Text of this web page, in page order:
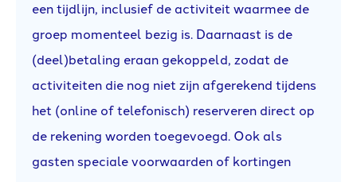
een tijdlijn, inclusief de activiteit waarmee de
groep momenteel bezig is. Daarnaast is de
(deel)betaling eraan gekoppeld, zodat de
activiteiten die nog niet zijn afgerekend tijdens
het (online of telefonisch) reserveren direct op
de rekening worden toegevoegd. Ook als
gasten speciale voorwaarden of kortingen